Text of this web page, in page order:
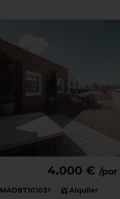
4.000 € /por
MAD87101031 Alquiler